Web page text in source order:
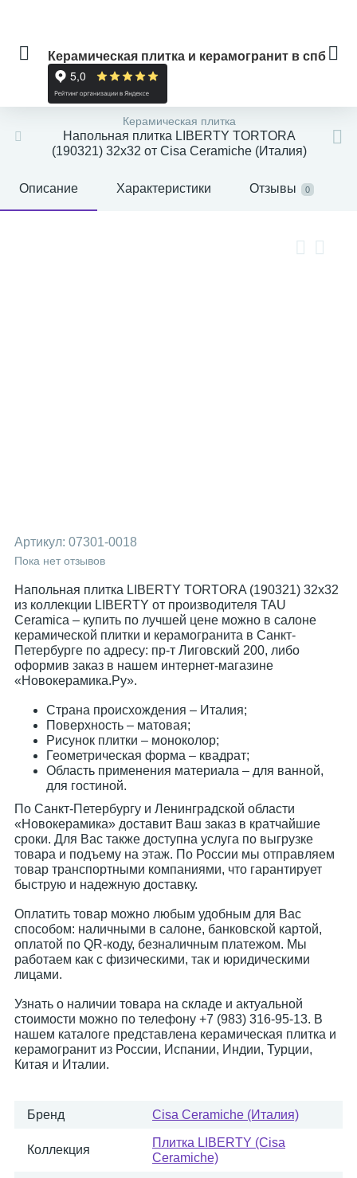
Керамическая плитка и керамогранит в спб
Керамическая плитка
Напольная плитка LIBERTY TORTORA
(190321) 32x32 от Cisa Ceramiche (Италия)
Описание Характеристики Отзывы 0
Артикул: 07301-0018
Пока нет отзывов
Напольная плитка LIBERTY TORTORA (190321) 32x32
из коллекции LIBERTY от производителя TAU
Ceramica – купить по лучшей цене можно в салоне
керамической плитки и керамогранита в Санкт-
Петербурге по адресу: пр-т Лиговский 200, либо
оформив заказ в нашем интернет-магазине
«Новокерамика.Ру».
Страна происхождения – Италия;
Поверхность – матовая;
Рисунок плитки – моноколор;
Геометрическая форма – квадрат;
Область применения материала – для ванной,
для гостиной.
По Санкт-Петербургу и Ленинградской области
«Новокерамика» доставит Ваш заказ в кратчайшие
сроки. Для Вас также доступна услуга по выгрузке
товара и подъему на этаж. По России мы отправляем
товар транспортными компаниями, что гарантирует
быструю и надежную доставку.
Оплатить товар можно любым удобным для Вас
способом: наличными в салоне, банковской картой,
оплатой по QR-коду, безналичным платежом. Мы
работаем как с физическими, так и юридическими
лицами.
Узнать о наличии товара на складе и актуальной
стоимости можно по телефону +7 (983) 316-95-13. В
нашем каталоге представлена керамическая плитка и
керамогранит из России, Испании, Индии, Турции,
Китая и Италии.
Бренд Cisa Ceramiche (Италия)
Коллекция
Плитка LIBERTY (Cisa
Ceramiche)